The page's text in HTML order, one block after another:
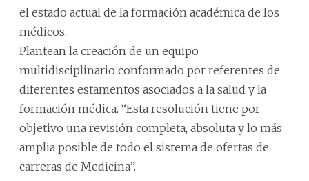
el estado actual de la formación académica de los
médicos.
Plantean la creación de un equipo
multidisciplinario conformado por referentes de
diferentes estamentos asociados a la salud y la
formación médica. “Esta resolución tiene por
objetivo una revisión completa, absoluta y lo más
amplia posible de todo el sistema de ofertas de
carreras de Medicina”.